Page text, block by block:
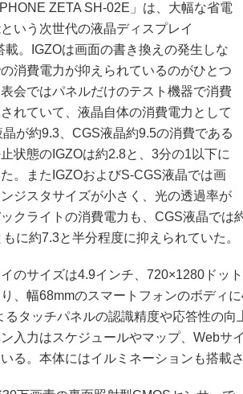
ZETA SH-02E」は、大幅な省電
いう次世代の液晶ディスプレイ
載。IGZOは画面の書き換えの発生しな
消費電力が抑えられているのがひとつ
会ではパネルだけのテスト機器で消費
れていて、液晶自体の消費電力として
が約9.3、CGS液晶約9.5の消費である
状態のIGZOは約2.8と、3分の1以下に
。またIGZOおよびS-CGS液晶では画
ジスタサイズが小さく、光の透過率が
クライトの消費電力も、CGS液晶では
に約7.3と半分程度に抑えられていた。
のサイズは4.9インチ、720×1280ドッ
、幅68mmのスマートフォンのボディ
るタッチパネルの認識精度や応答性の向
入力はスケジュールやマップ、Webサ
る。本体にはイルミネーションも搭載さ